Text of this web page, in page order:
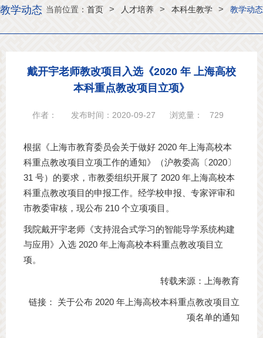
当前位置： 首页 > 人才培养 > 本科生教学 > 教学动态
教学动态
戴开宇老师教改项目入选《2020 年 上海高校
本科重点教改项目立项》
作者： 发布时间：2020-09-27 浏览量： 729
根据《上海市教育委员会关于做好 2020 年上海高校本
科重点教改项目立项工作的通知》（沪教委高〔2020〕
31 号）的要求，市教委组织开展了 2020 年上海高校本
科重点教改项目的申报工作。经学校申报、专家评审和
市教委审核，现公布 210 个立项项目。
我院戴开宇老师《支持混合式学习的智能导学系统构建
与应用》入选 2020 年上海高校本科重点教改项目立
项。
转载来源：上海教育
链接：
关于公布 2020 年上海高校本科重点教改项目立
项名单的通知